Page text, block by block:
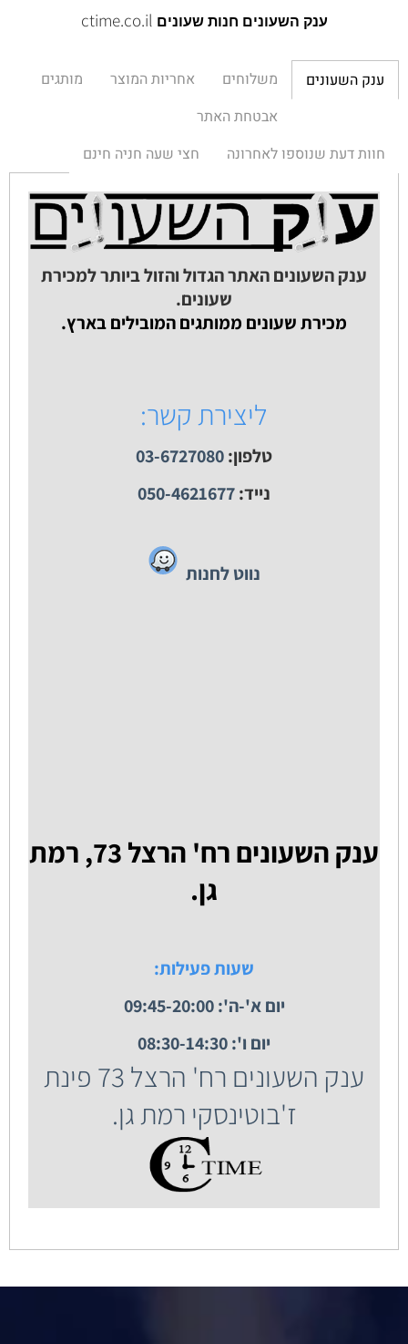
ענק השעונים חנות שעונים ctime.co.il
ענק השעונים משלוחים אחריות המוצר
מותגים
אבטחת האתר
חוות דעת שנוספו לאחרונה
חצי שעה חניה חינם
ענק השעונים האתר הגדול והזול ביותר למכירת
שעונים.
מכירת שעונים ממותגים המובילים בארץ.
ליצירת קשר:
טלפון:03-6727080
נייד:050-4621677
נווט לחנות
ענק השעונים רח' הרצל 73, רמת
גן.
שעות פעילות:
יום א'-ה': 09:45-20:00
יום ו': 08:30-14:30
ענק השעונים רח' הרצל 73 פינת
ז'בוטינסקי רמת גן.